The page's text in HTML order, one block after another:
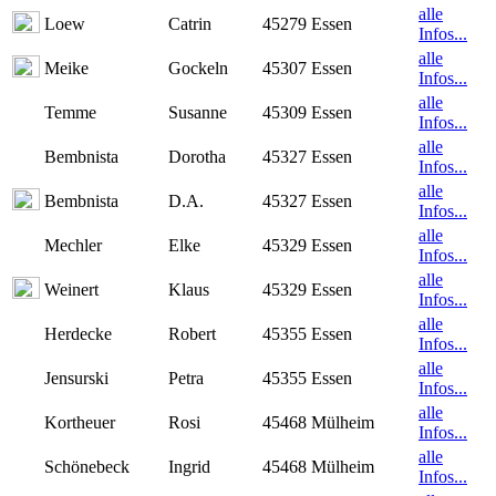
Loew
Catrin 45279 Essen
alle
Infos...
Meike
Gockeln 45307 Essen
alle
Infos...
Temme
Susanne 45309 Essen
alle
Infos...
Bembnista
Dorotha 45327 Essen
alle
Infos...
Bembnista
D.A. 45327 Essen
alle
Infos...
Mechler
Elke 45329 Essen
alle
Infos...
Weinert
Klaus 45329 Essen
alle
Infos...
Herdecke
Robert 45355 Essen
alle
Infos...
Jensurski
Petra 45355 Essen
alle
Infos...
Kortheuer
Rosi 45468 Mülheim
alle
Infos...
Schönebeck
Ingrid 45468 Mülheim
alle
Infos...